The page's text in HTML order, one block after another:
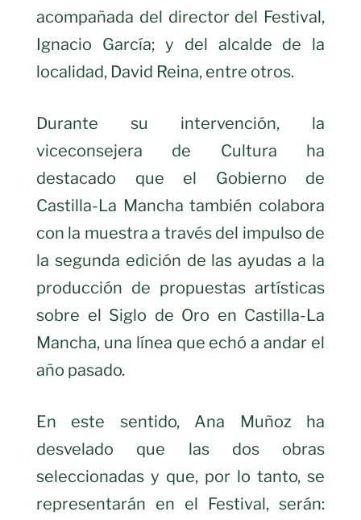
acompañada del director del Festival,
Ignacio García; y del alcalde de la
localidad, David Reina, entre otros.
Durante su intervención, la
viceconsejera de Cultura ha
destacado que el Gobierno de
Castilla-La Mancha también colabora
con la muestra a través del impulso de
la segunda edición de las ayudas a la
producción de propuestas artísticas
sobre el Siglo de Oro en Castilla-La
Mancha, una línea que echó a andar el
año pasado.
En este sentido, Ana Muñoz ha
desvelado que las dos obras
seleccionadas y que, por lo tanto, se
representarán en el Festival, serán: